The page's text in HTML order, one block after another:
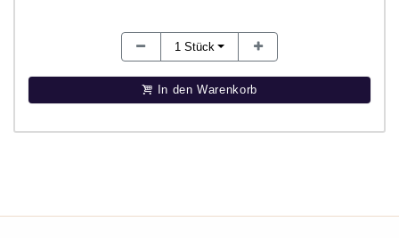
1 Stück
In den Warenkorb